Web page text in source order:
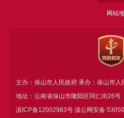
网站
主办：保山市人民政府 承办：保山市人
地址：云南省保山市隆阳区同仁街26号
滇ICP备12002983号滇公网安备